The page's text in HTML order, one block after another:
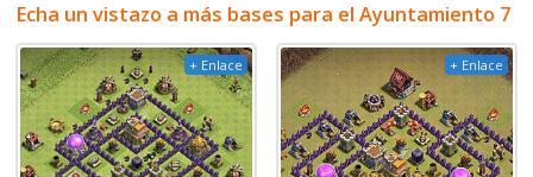
Echa un vistazo a más bases para el Ayuntamiento 7
+ Enlace + Enlace